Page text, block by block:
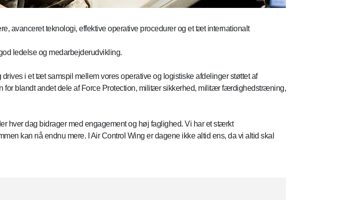
avanceret teknologi, effektive operative procedurer og et tæt internationalt
ledelse og medarbejderudvikling.
i et tæt samspil mellem vores operative og logistiske afdelinger støttet af
for blandt andet dele af Force Protection, militær sikkerhed, militær færdighedstræning,
hver dag bidrager med engagement og høj faglighed. Vi har et stærkt
kan nå endnu mere. I Air Control Wing er dagene ikke altid ens, da vi altid skal